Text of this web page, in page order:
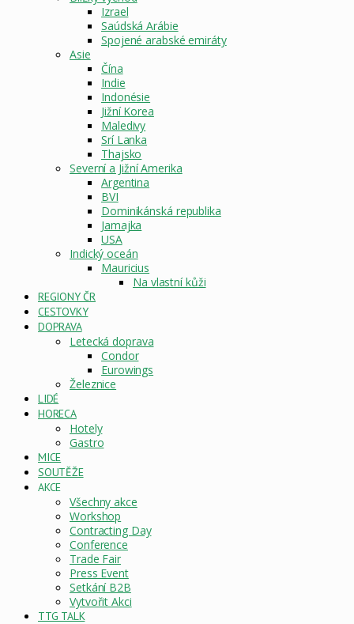
Izrael
Saúdská Arábie
Spojené arabské emiráty
Asie
Čína
Indie
Indonésie
Jižní Korea
Maledivy
Srí Lanka
Thajsko
Severní a Jižní Amerika
Argentina
BVI
Dominikánská republika
Jamajka
USA
Indický oceán
Mauricius
Na vlastní kůži
REGIONY ČR
CESTOVKY
DOPRAVA
Letecká doprava
Condor
Eurowings
Železnice
LIDÉ
HORECA
Hotely
Gastro
MICE
SOUTĚŽE
AKCE
Všechny akce
Workshop
Contracting Day
Conference
Trade Fair
Press Event
Setkání B2B
Vytvořit Akci
TTG TALK